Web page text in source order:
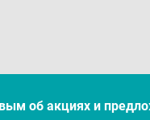
об акцияx и